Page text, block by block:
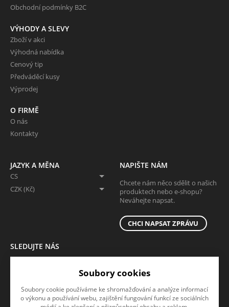
Obchodní podmínky B2C
VÝHODY A SLEVY
Zboží v akci
Výhodná nabídka
Cenový tip
Předváděcí kusy
Výprodej
O FIRMĚ
O nás
Kontakty
JAZYK A MĚNA
CS
CZK (Kč)
NAPIŠTE NÁM
Chcete nám něco sdělit o našich
produktech nebo e-shopu?
Neváhejte napsat.
CHCI NAPSAT ZPRÁVU
SLEDUJTE NÁS
Soubory cookies
Soubory cookie používáme ke shromažďování a analýze informací
o výkonu a používání webu, zajištění fungování funkcí ze sociálních